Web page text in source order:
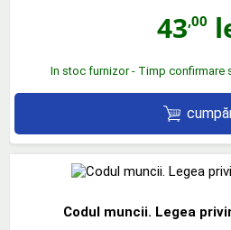
43,00
In stoc furnizor - Timp confirmare
Codul muncii. Legea